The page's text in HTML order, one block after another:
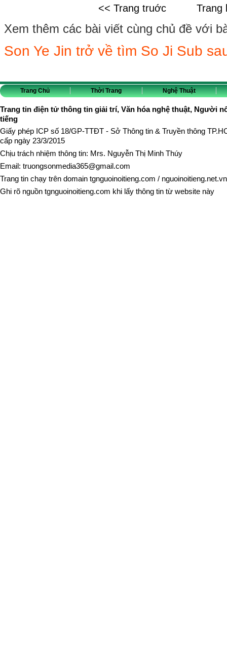
<< Trang truớc
Trang
Xem thêm các bài viết cùng chủ đề với
Son Ye Jin trở về tìm So Ji Sub
Trang Chủ Thời Trang Nghệ Thuật
Trang tin điện tử thông tin giải trí, Văn hóa nghệ thuật, Người
tiếng
Giấy phép ICP số 18/GP-TTĐT - Sở Thông tin & Truyền thông
cấp ngày 23/3/2015
Chịu trách nhiệm thông tin: Mrs. Nguyễn Thị Minh Thúy
Email: truongsonmedia365@gmail.com
Trang tin chạy trên domain tgnguoinoitieng.com / nguoinoitieng.net.vn
Ghi rõ nguồn tgnguoinoitieng.com khi lấy thông tin từ website này